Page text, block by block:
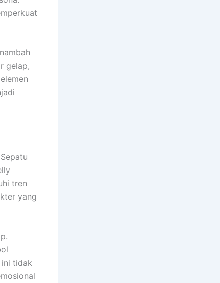
gelap,
tren
yang
ini tidak